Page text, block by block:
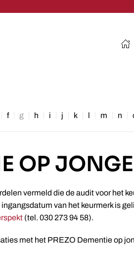
f g h i j k l m n
OP
vermeld die de audit voor het
van het keurmerk is
(tel. 030 273 94 58).
met het PREZO Dementie op